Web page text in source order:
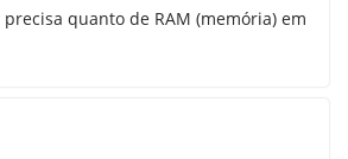
quanto de RAM (memória) em